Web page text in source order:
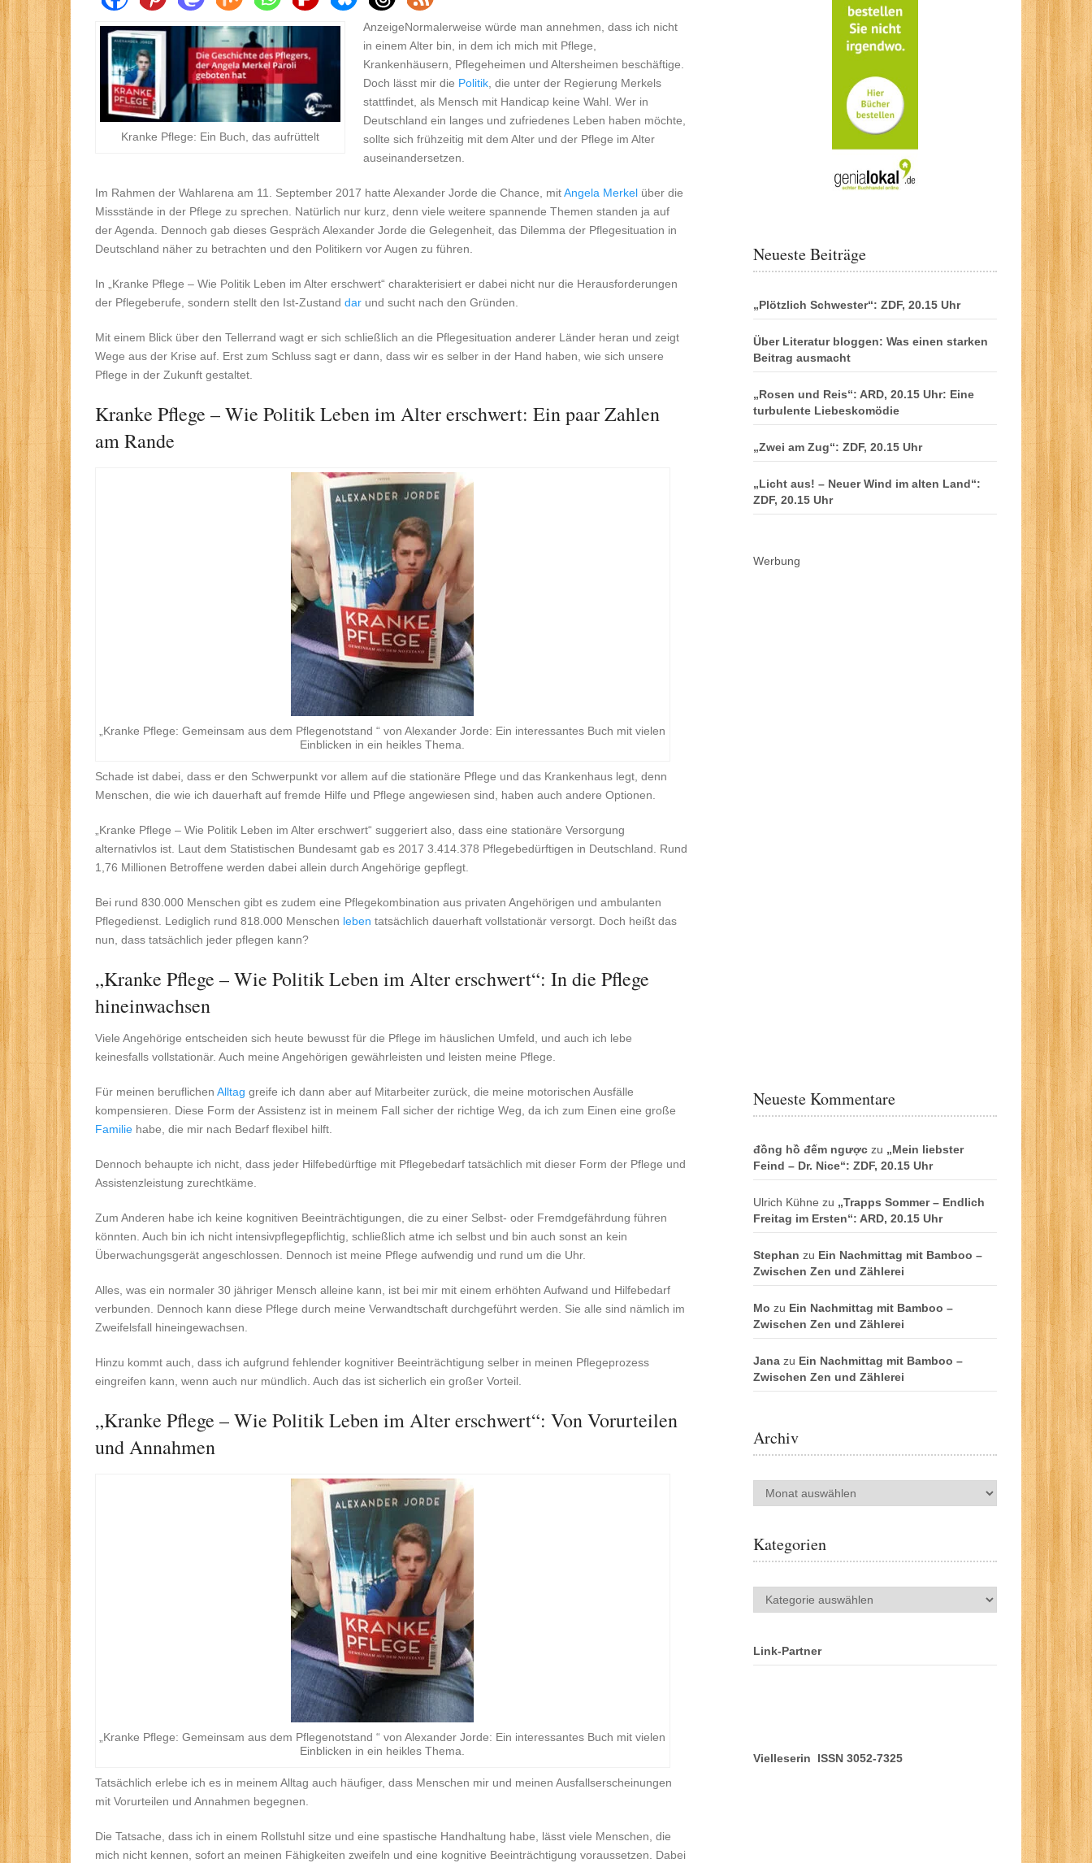
Kranke Pflege: Ein Buch, das aufrüttelt
AnzeigeNormalerweise würde man annehmen, dass ich nicht
in einem Alter bin, in dem ich mich mit Pflege,
Krankenhäusern, Pflegeheimen und Altersheimen beschäftige.
Doch lässt mir die Politik, die unter der Regierung Merkels
stattfindet, als Mensch mit Handicap keine Wahl. Wer in
Deutschland ein langes und zufriedenes Leben haben möchte,
sollte sich frühzeitig mit dem Alter und der Pflege im Alter
auseinandersetzen.
Im Rahmen der Wahlarena am 11. September 2017 hatte Alexander Jorde die Chance, mitAngela Merkel über die
Missstände in der Pflege zu sprechen. Natürlich nur kurz, denn viele weitere spannende Themen standen ja auf
der Agenda. Dennoch gab dieses Gespräch Alexander Jorde die Gelegenheit, das Dilemma der Pflegesituation in
Deutschland näher zu betrachten und den Politikern vor Augen zu führen.
In „Kranke Pflege – Wie Politik Leben im Alter erschwert“ charakterisiert er dabei nicht nur die Herausforderungen
der Pflegeberufe, sondern stellt den Ist-Zustand dar und sucht nach den Gründen.
Mit einem Blick über den Tellerrand wagt er sich schließlich an die Pflegesituation anderer Länder heran und zeigt
Wege aus der Krise auf. Erst zum Schluss sagt er dann, dass wir es selber in der Hand haben, wie sich unsere
Pflege in der Zukunft gestaltet.
Kranke Pflege – Wie Politik Leben im Alter erschwert: Ein paar Zahlen
am Rande
„Kranke Pflege: Gemeinsam aus dem Pflegenotstand “ von Alexander Jorde: Ein interessantes Buch mit vielen
Einblicken in ein heikles Thema.
Schade ist dabei, dass er den Schwerpunkt vor allem auf die stationäre Pflege und das Krankenhaus legt, denn
Menschen, die wie ich dauerhaft auf fremde Hilfe und Pflege angewiesen sind, haben auch andere Optionen.
„Kranke Pflege – Wie Politik Leben im Alter erschwert“ suggeriert also, dass eine stationäre Versorgung
alternativlos ist. Laut dem Statistischen Bundesamt gab es 2017 3.414.378 Pflegebedürftigen in Deutschland. Rund
1,76 Millionen Betroffene werden dabei allein durch Angehörige gepflegt.
Bei rund 830.000 Menschen gibt es zudem eine Pflegekombination aus privaten Angehörigen und ambulanten
Pflegedienst. Lediglich rund 818.000 Menschen leben tatsächlich dauerhaft vollstationär versorgt. Doch heißt das
nun, dass tatsächlich jeder pflegen kann?
„Kranke Pflege – Wie Politik Leben im Alter erschwert“: In die Pflege
hineinwachsen
Viele Angehörige entscheiden sich heute bewusst für die Pflege im häuslichen Umfeld, und auch ich lebe
keinesfalls vollstationär. Auch meine Angehörigen gewährleisten und leisten meine Pflege.
Für meinen beruflichen Alltag greife ich dann aber auf Mitarbeiter zurück, die meine motorischen Ausfälle
kompensieren. Diese Form der Assistenz ist in meinem Fall sicher der richtige Weg, da ich zum Einen eine große
Familie habe, die mir nach Bedarf flexibel hilft.
Dennoch behaupte ich nicht, dass jeder Hilfebedürftige mit Pflegebedarf tatsächlich mit dieser Form der Pflege und
Assistenzleistung zurechtkäme.
Zum Anderen habe ich keine kognitiven Beeinträchtigungen, die zu einer Selbst- oder Fremdgefährdung führen
könnten. Auch bin ich nicht intensivpflegepflichtig, schließlich atme ich selbst und bin auch sonst an kein
Überwachungsgerät angeschlossen. Dennoch ist meine Pflege aufwendig und rund um die Uhr.
Alles, was ein normaler 30 jähriger Mensch alleine kann, ist bei mir mit einem erhöhten Aufwand und Hilfebedarf
verbunden. Dennoch kann diese Pflege durch meine Verwandtschaft durchgeführt werden. Sie alle sind nämlich im
Zweifelsfall hineingewachsen.
Hinzu kommt auch, dass ich aufgrund fehlender kognitiver Beeinträchtigung selber in meinen Pflegeprozess
eingreifen kann, wenn auch nur mündlich. Auch das ist sicherlich ein großer Vorteil.
„Kranke Pflege – Wie Politik Leben im Alter erschwert“: Von Vorurteilen
und Annahmen
„Kranke Pflege: Gemeinsam aus dem Pflegenotstand “ von Alexander Jorde: Ein interessantes Buch mit vielen
Einblicken in ein heikles Thema.
Tatsächlich erlebe ich es in meinem Alltag auch häufiger, dass Menschen mir und meinen Ausfallserscheinungen
mit Vorurteilen und Annahmen begegnen.
Die Tatsache, dass ich in einem Rollstuhl sitze und eine spastische Handhaltung habe, lässt viele Menschen, die
mich nicht kennen, sofort an meinen Fähigkeiten zweifeln und eine kognitive Beeinträchtigung voraussetzen. Dabei
Neueste Beiträge
„Plötzlich Schwester“: ZDF, 20.15 Uhr
Über Literatur bloggen: Was einen starken
Beitrag ausmacht
„Rosen und Reis“: ARD, 20.15 Uhr: Eine
turbulente Liebeskomödie
„Zwei am Zug“: ZDF, 20.15 Uhr
„Licht aus! – Neuer Wind im alten Land“:
ZDF, 20.15 Uhr
Werbung
Neueste Kommentare
đồng hồ đếm ngược zu „Mein liebster
Feind – Dr. Nice“: ZDF, 20.15 Uhr
Ulrich Kühne zu „Trapps Sommer – Endlich
Freitag im Ersten“: ARD, 20.15 Uhr
Stephan zu Ein Nachmittag mit Bamboo –
Zwischen Zen und Zählerei
Mo zu Ein Nachmittag mit Bamboo –
Zwischen Zen und Zählerei
Jana zu Ein Nachmittag mit Bamboo –
Zwischen Zen und Zählerei
Archiv
Archiv
Kategorien
Kategorien
Link-Partner
Vielleserin ISSN 3052-7325